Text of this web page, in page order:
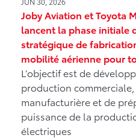
Joby Aviation et Toyota
lancent la phase initiale
stratégique de
mobilité aérienne pour
L’objectif est de
production commerciale,
manufacturière et de
puissance de la
électriques